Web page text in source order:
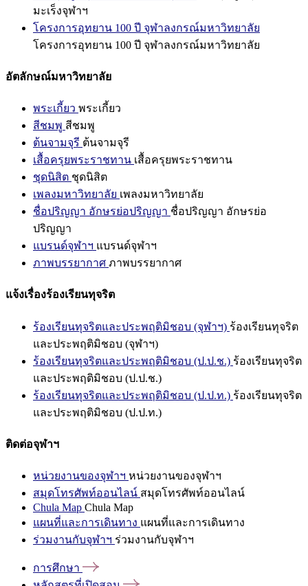
มะเร็งจุฬาฯ
โครงการอุทยาน 100 ปี จุฬาลงกรณ์มหาวิทยาลัย
โครงการอุทยาน 100 ปี จุฬาลงกรณ์มหาวิทยาลัย
อัตลักษณ์มหาวิทยาลัย
พระเกี้ยว พระเกี้ยว
สีชมพู สีชมพู
ต้นจามจุรี ต้นจามจุรี
เสื้อครุยพระราชทาน เสื้อครุยพระราชทาน
ชุดนิสิต ชุดนิสิต
เพลงมหาวิทยาลัย เพลงมหาวิทยาลัย
ชื่อปริญญา อักษรย่อปริญญา ชื่อปริญญา อักษรย่อ
ปริญญา
แบรนด์จุฬาฯ แบรนด์จุฬาฯ
ภาพบรรยากาศ ภาพบรรยากาศ
แจ้งเรื่องร้องเรียนทุจริต
ร้องเรียนทุจริตและประพฤติมิชอบ (จุฬาฯ) ร้องเรียนทุจริต
และประพฤติมิชอบ (จุฬาฯ)
ร้องเรียนทุจริตและประพฤติมิชอบ (ป.ป.ช.) ร้องเรียนทุจริต
และประพฤติมิชอบ (ป.ป.ช.)
ร้องเรียนทุจริตและประพฤติมิชอบ (ป.ป.ท.) ร้องเรียนทุจริต
และประพฤติมิชอบ (ป.ป.ท.)
ติดต่อจุฬาฯ
หน่วยงานของจุฬาฯ หน่วยงานของจุฬาฯ
สมุดโทรศัพท์ออนไลน์ สมุดโทรศัพท์ออนไลน์
Chula Map Chula Map
แผนที่และการเดินทาง แผนที่และการเดินทาง
ร่วมงานกับจุฬาฯ ร่วมงานกับจุฬาฯ
การศึกษา